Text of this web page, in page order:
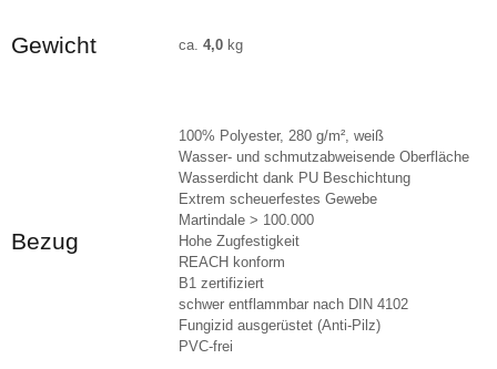
Gewicht ca. 4,0 kg
Bezug
100% Polyester, 280 g/m², weiß
Wasser- und schmutzabweisende Oberfläche
Wasserdicht dank PU Beschichtung
Extrem scheuerfestes Gewebe
Martindale > 100.000
Hohe Zugfestigkeit
REACH konform
B1 zertifiziert
schwer entflammbar nach DIN 4102
Fungizid ausgerüstet (Anti-Pilz)
PVC-frei